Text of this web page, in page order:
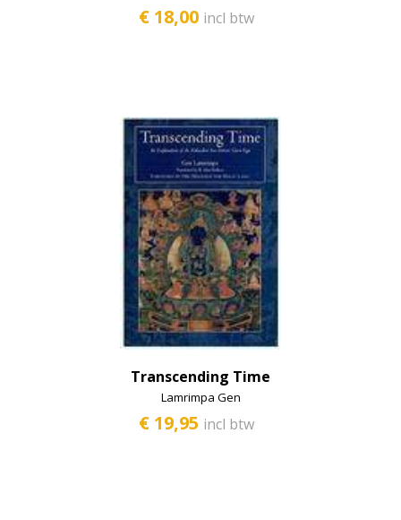
€ 18,00 incl btw
Transcending Time
Lamrimpa Gen
€ 19,95 incl btw